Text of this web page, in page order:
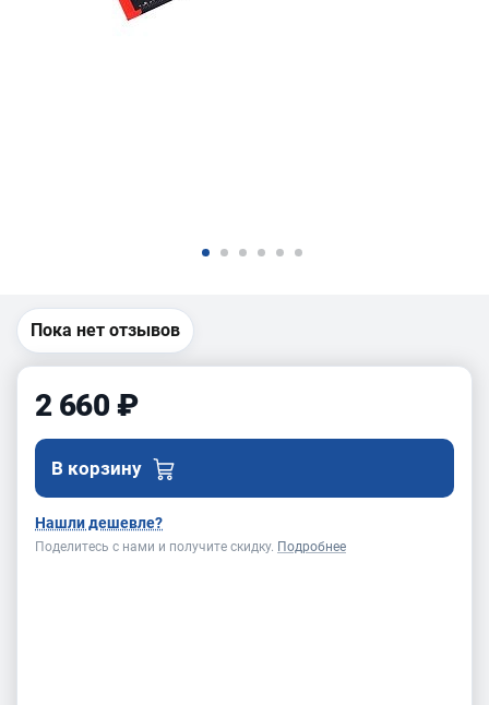
Пока нет отзывов
2 660 ₽
В корзину
Нашли дешевле?
Поделитесь с нами и получите скидку. Подробнее